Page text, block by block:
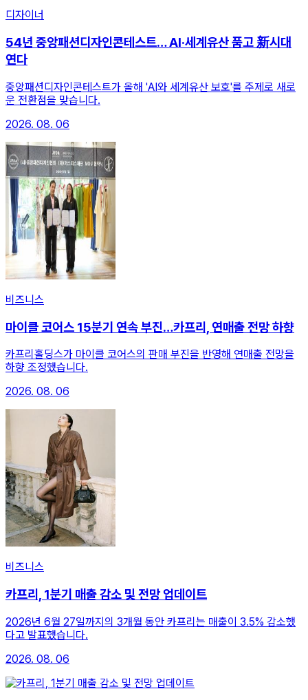
디자이너
54년 중앙패션디자인콘테스트… AI·세계유산 품고 新시대
연다
중앙패션디자인콘테스트가 올해 'AI와 세계유산 보호'를 주제로 새로
운 전환점을 맞습니다.
2026. 08. 06
비즈니스
마이클 코어스 15분기 연속 부진…카프리, 연매출 전망 하향
카프리홀딩스가 마이클 코어스의 판매 부진을 반영해 연매출 전망을
하향 조정했습니다.
2026. 08. 06
비즈니스
카프리, 1분기 매출 감소 및 전망 업데이트
2026년 6월 27일까지의 3개월 동안 카프리는 매출이 3.5% 감소했
다고 발표했습니다.
2026. 08. 06